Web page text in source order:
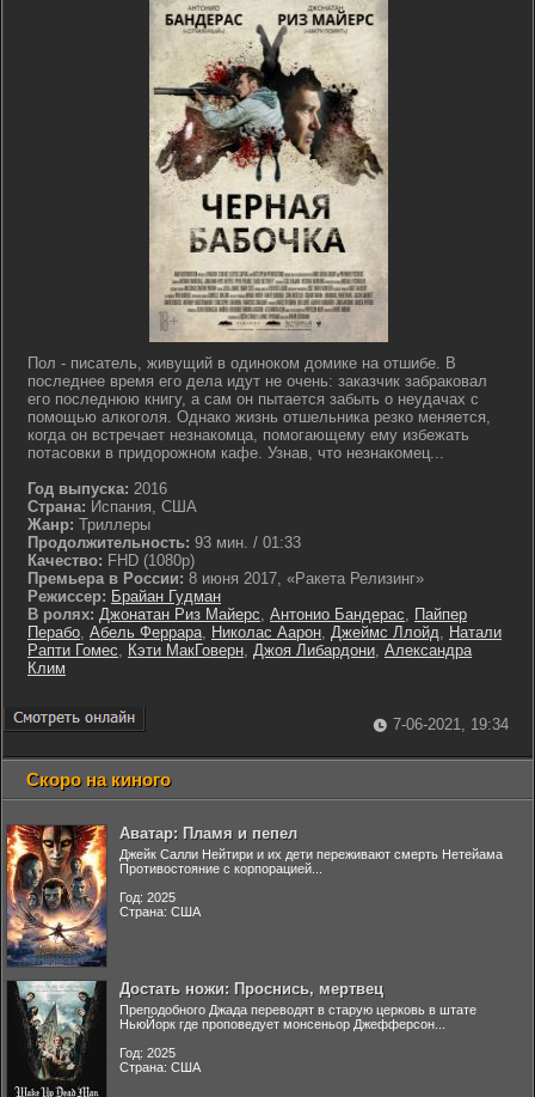
Пол - писатель, живущий в одиноком домике на отшибе. В
последнее время его дела идут не очень: заказчик забраковал
его последнюю книгу, а сам он пытается забыть о неудачах с
помощью алкоголя. Однако жизнь отшельника резко меняется,
когда он встречает незнакомца, помогающему ему избежать
потасовки в придорожном кафе. Узнав, что незнакомец...
Год выпуска: 2016
Страна: Испания, США
Жанр: Триллеры
Продолжительность: 93 мин. / 01:33
Качество: FHD (1080p)
Премьера в России: 8 июня 2017, «Ракета Релизинг»
Режиссер: Брайан Гудман
В ролях: Джонатан Риз Майерс, Антонио Бандерас, Пайпер
Перабо, Абель Феррара, Николас Аарон, Джеймс Ллойд, Натали
Рапти Гомес, Кэти МакГоверн, Джоя Либардони, Александра
Клим
7-06-2021, 19:34
Скоро на киного
Аватар: Пламя и пепел
Джейк Салли Нейтири и их дети переживают смерть Нетейама
Противостояние с корпорацией...
Год: 2025
Страна: США
Достать ножи: Проснись, мертвец
Преподобного Джада переводят в старую церковь в штате
НьюЙорк где проповедует монсеньор Джефферсон...
Год: 2025
Страна: США